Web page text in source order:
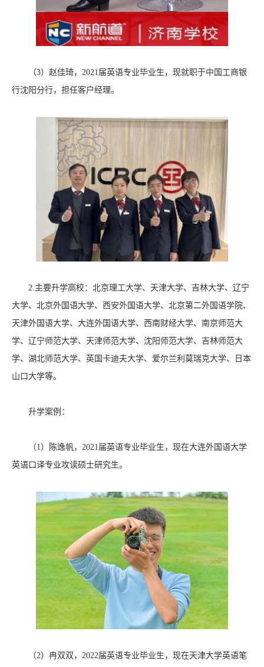
（3）赵佳琦，2021届英语专业毕业生，现就职于中国工商银
行沈阳分行，担任客户经理。
2.主要升学高校：北京理工大学、天津大学、吉林大学、辽宁
大学、北京外国语大学、西安外国语大学、北京第二外国语学院、
天津外国语大学、大连外国语大学、西南财经大学、南京师范大
学、辽宁师范大学、天津师范大学、沈阳师范大学、吉林师范大
学、湖北师范大学、英国卡迪夫大学、爱尔兰利莫瑞克大学、日本
山口大学等。
升学案例：
（1）陈逸帆，2021届英语专业毕业生，现在大连外国语大学
英语口译专业攻读硕士研究生。
（2）冉双双，2022届英语专业毕业生，现在天津大学英语笔